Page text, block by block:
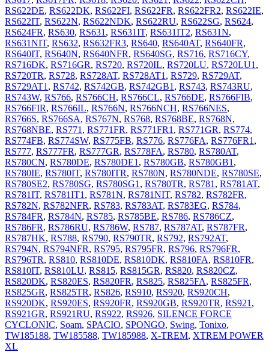
RS622DE, RS622DK, RS622FI, RS622FR, RS622FR2, RS622IE,
RS622IT, RS622N, RS622NDK, RS622RU, RS622SG, RS624,
RS624FR, RS630, RS631 , RS631IT, RS631IT2, RS631N,
RS631NIT, RS632, RS632FR3, RS640, RS640AT, RS640FR,
RS640IT, RS640N, RS640NFR, RS640SG, RS716, RS716CY,
RS716DK, RS716GR, RS720, RS720IL, RS720LU, RS720LU1 ,
RS720TR, RS728, RS728AT, RS728AT1 , RS729, RS729AT,
RS729AT1 , RS742, RS742GB, RS742GB1 , RS743, RS743RU,
RS743W, RS766, RS766CH, RS766CL, RS766DE, RS766FIB,
RS766FIR, RS766IL, RS766N, RS766NCH, RS766NES,
RS766S, RS766SA, RS767N, RS768, RS768BE, RS768N,
RS768NBE, RS771 , RS771FR, RS771FR1 , RS771GR, RS774,
RS774FB, RS774SW, RS775FB, RS776, RS776FA, RS776FR1 ,
RS777, RS777FR, RS777GR, RS778FA, RS780, RS780AT,
RS780CN, RS780DE, RS780DE1 , RS780GB, RS780GB1 ,
RS780IE, RS780IT, RS780ITR, RS780N, RS780NDE, RS780SE,
RS780SE2, RS780SG, RS780SG1 , RS780TR, RS781 , RS781AT,
RS781IT, RS781IT1 , RS781N, RS781NIT, RS782, RS782FR,
RS782N, RS782NFR, RS783, RS783AT, RS783EG, RS784,
RS784FR, RS784N, RS785, RS785BE, RS786, RS786CZ,
RS786FR, RS786RU, RS786W, RS787, RS787AT, RS787FR,
RS787HK, RS788, RS790, RS790TR, RS792, RS792AT,
RS794N, RS794NFR, RS795, RS795FR, RS796, RS796FR,
RS796TR, RS810, RS810DE, RS810DK, RS810FA, RS810FR,
RS810IT, RS810LU, RS815, RS815GR, RS820, RS820CZ,
RS820DK, RS820ES, RS820FR, RS825, RS825FA, RS825FR,
RS825GR, RS825TR, RS826, RS910, RS920, RS920CH,
RS920DK, RS920ES, RS920FR, RS920GB, RS920TR, RS921 ,
RS921GR, RS921RU, RS922, RS926, SILENCE FORCE
CYCLONIC, Soam, SPACIO, SPONGO, Swing, Tonixo,
TW185188, TW185588, TW185988, X-TREM, XTREM POWER
XL